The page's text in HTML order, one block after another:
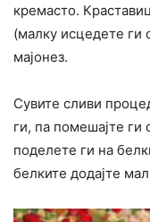
кремасто.
(малку исцедете ги
мајонез.
Сувите сливи
ги, па помешајте ги
поделете ги на
белките додајте